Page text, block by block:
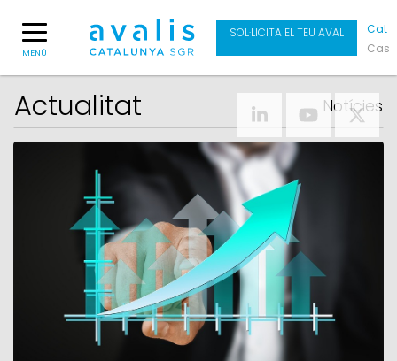
MENÚ
SOL·LICITA EL TEU AVAL
Cat
Cas
Actualitat Notícies